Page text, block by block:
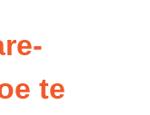
te